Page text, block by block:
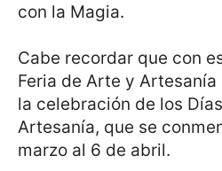
con la Magia.
Cabe recordar que con
Feria de Arte y Artesanía
la celebración de los
Artesanía, que se
marzo al 6 de abril.